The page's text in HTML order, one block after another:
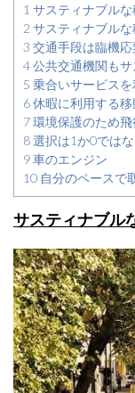
1 サスティナブル
2 サスティナブル
3 交通手段は臨機
4公共交通機関も
5 乗合いサービスを
6休暇に利用する
7環境保護のため
8選択は1か0では
9車のエンジン
10 自分のペースで
サスティナブル